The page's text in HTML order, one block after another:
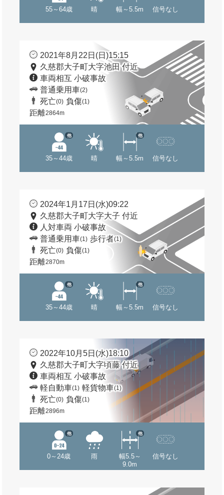
55～64歳 晴 幅～5.5m 信号なし
2021年8月22日(日)15:15
久慈郡大子町大字池田 付近
車両相互 小破事故
普通乗用車(2)
死亡(0) 負傷(1)
距離2864m
35～44歳
他
晴 幅～5.5m
他
信号なし
2024年1月17日(水)09:22
久慈郡大子町大字大子 付近
人対車両 小破事故
普通乗用車(1) 歩行者(1)
死亡(0) 負傷(1)
距離2870m
35～44歳
他
晴 幅～5.5m
他
信号なし
2022年10月5日(水)18:10
久慈郡大子町大字頃藤 付近
車両相互 小破事故
軽自動車(1) 軽貨物車(1)
死亡(0) 負傷(1)
距離2896m
0～24歳
他
雨
幅5.5～
9.0m
他
信号なし